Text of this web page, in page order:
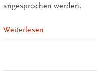
angesprochen werden.
Weiterlesen